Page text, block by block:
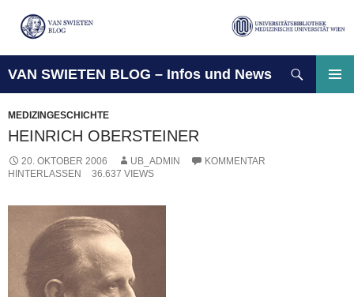
VAN SWIETEN BLOG – Infos und News
SPRINGEN
MEDIZINGESCHICHTE
HEINRICH OBERSTEINER
20. OKTOBER 2006 UB_ADMIN
KOMMENTAR
HINTERLASSEN
36.637 VIEWS